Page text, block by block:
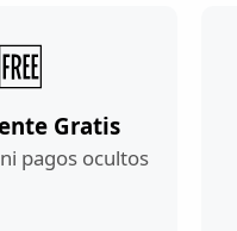
🆓
Gratis
pagos ocultos